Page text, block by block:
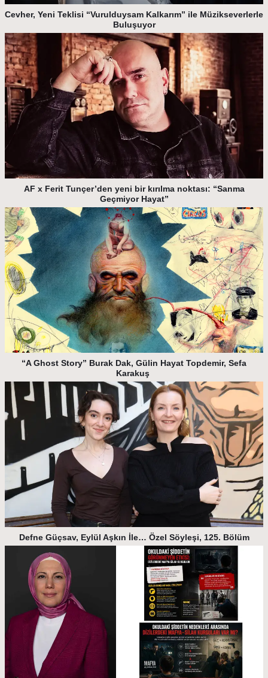
Cevher, Yeni Teklisi “Vurulduysam Kalkarım” ile Müzikseverlerle
Buluşuyor
AF x Ferit Tunçer’den yeni bir kırılma noktası: “Sanma
Geçmiyor Hayat”
“A Ghost Story” Burak Dak, Gülin Hayat Topdemir, Sefa
Karakuş
Defne Güçsav, Eylül Aşkın İle… Özel Söyleşi, 125. Bölüm